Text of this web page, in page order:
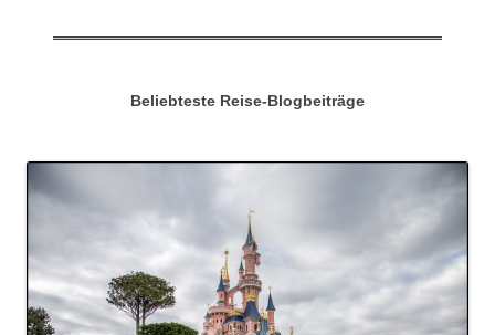
Beliebteste Reise-Blogbeiträge